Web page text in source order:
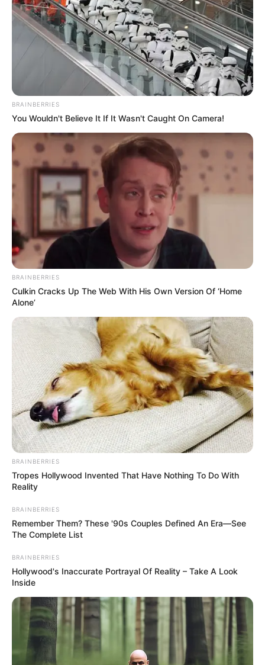
διακρίνονταν καν. Το μόνο που έβλεπαν ήταν
μικρά εξογκώματα πρόδιδαν πως κάποτε
υπήρχαν εκεί τα οχήματα.
Τα παράθυρα καλύφθηκαν, οι πόρτες
δυσκολεύονταν να ανοίξουν, και η ζωή για
λίγο σταμάτησε.
Ήταν μια παγωμένη ατμόσφαιρα σε ένα τοπίο
που έμοιαζε περισσότερο με κάρτ ποστάλ
παρά με πραγματικότητα.
Ήταν όμορφο, επιβλητικό, αλλά και σχεδόν
τρομακτικό, μια υπενθύμιση ότι η φύση έχει
τη δύναμη να μας αφήσει άφωνους… και
αποκλεισμένους!
Η Κύμη τον χειμώνα του 2017
Περισσότερα νέα από την Εύβοια
Κάθε πότε κληρώνει το τζόκερ, ποιες οι μέρες;
Μερομήνια 2026 – 2027: Τι καιρό θα κάνει;
Πότε ανοίγουν οι εγγραφές για τα
Πανεπιστήμια 2026 – Ημερομηνίες για
πρωτοετείς
Ακολουθήστε το evianews.com στο Google
News
ΤΑ ΠΙΟ ΔΗΜΟΦΙΛΗ
BRAINBERRIES
You Wouldn't Believe It If It Wasn't Caught On Camera!
BRAINBERRIES
Culkin Cracks Up The Web With His Own Version Of ‘Home
Alone’
BRAINBERRIES
Tropes Hollywood Invented That Have Nothing To Do With
Reality
BRAINBERRIES
Remember Them? These '90s Couples Defined An Era—See
The Complete List
BRAINBERRIES
Hollywood's Inaccurate Portrayal Of Reality – Take A Look
Inside